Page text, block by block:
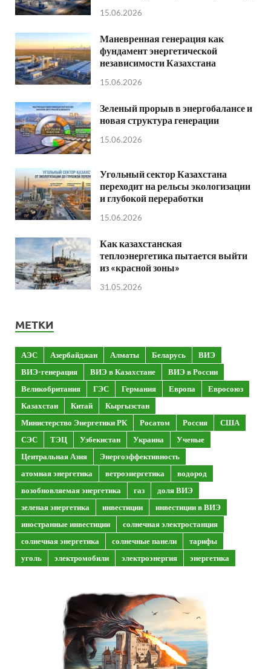
15.06.2026
Маневренная генерация как
фундамент энергетической
независимости Казахстана
15.06.2026
Зеленый прорыв в энергобалансе и
новая структура генерации
15.06.2026
Угольный сектор Казахстана
переходит на рельсы экологизации
и глубокой переработки
15.06.2026
Как казахстанская
теплоэнергетика пытается выйти
из «красной зоны»
31.05.2026
МЕТКИ
АЭС Азербайджан Алматы Беларусь
ВИЭ
ВИЭ-генерация
ВИЭ в Казахстане
ВИЭ в России
Великобритания
ГЭС Германия Европа
Евросоюз
Казахстан
Китай
Кыргызстан
Министерство Энергетики РК
Росатом Россия
США
СЭС
ТЭЦ Узбекистан Украина
Ученые
Центральная Азия
Энергоэффективность
атомная энергетика
ветроэнергетика
водород
возобновляемая энергетика
газ
доля ВИЭ
зеленая энергетика
инвестиции
инвестиции в ВИЭ
иностранные инвестиции
солнечная электростанция
солнечная энергетика
солнечные панели
тарифы
уголь
электромобили электроэнергия энергетика